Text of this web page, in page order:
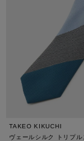
TAKEO KIKUCHI
ヴェールシルク トリプル